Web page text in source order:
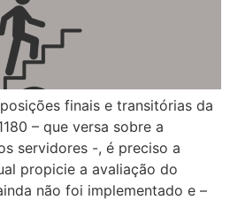
finais e transitórias da
– que versa sobre a
servidores -, é preciso a
propicie a avaliação do
não foi implementado e –